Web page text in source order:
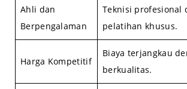
Ahli dan
Berpengalaman
Teknisi profesional
pelatihan khusus.
Harga Kompetitif
Biaya terjangkau
berkualitas.